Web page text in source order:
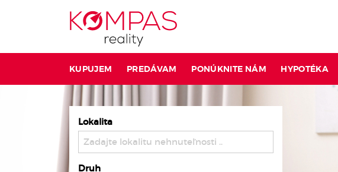
KUPUJEM PREDÁVAM PONÚKNITE NÁM HYPOTÉKA
Lokalita
Zadajte lokalitu nehnuteľnosti ..
Druh